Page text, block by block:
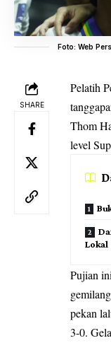
Foto: Web
SHARE
Pelatih
Thom
level
Lokal
Pujian
pekan
3-0.